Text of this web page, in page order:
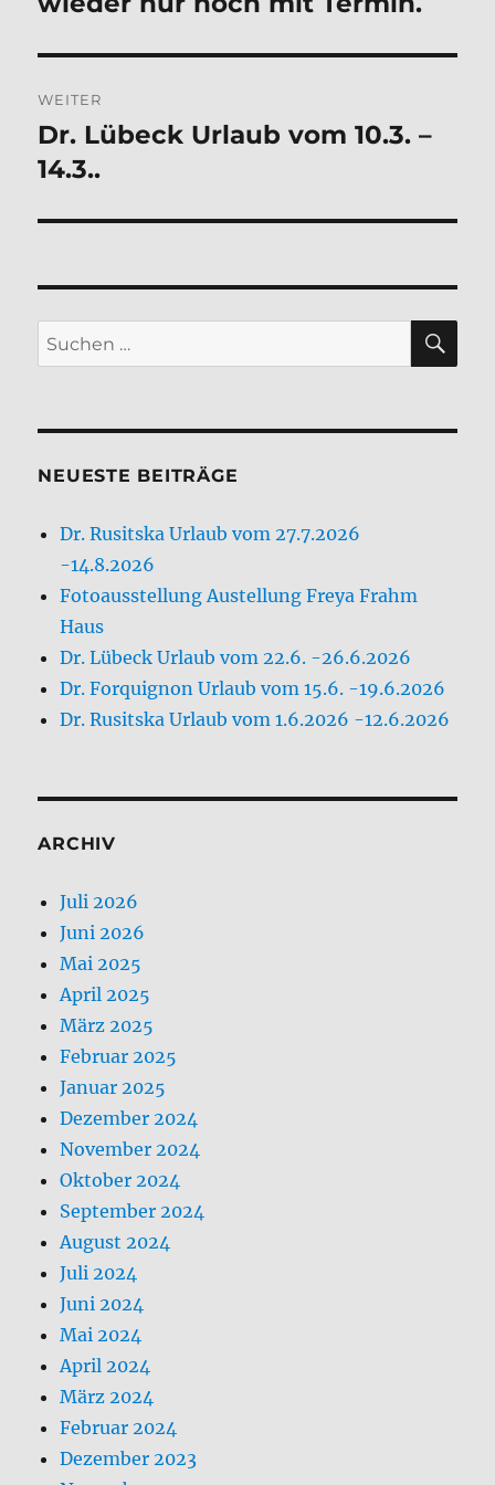
WEITER
Nächster
Beitrag:
Dr. Lübeck Urlaub vom 10.3. –
14.3..
Suchen
nach:
NEUESTE BEITRÄGE
Dr. Rusitska Urlaub vom 27.7.2026
-14.8.2026
Fotoausstellung Austellung Freya Frahm
Haus
Dr. Lübeck Urlaub vom 22.6. -26.6.2026
Dr. Forquignon Urlaub vom 15.6. -19.6.2026
Dr. Rusitska Urlaub vom 1.6.2026 -12.6.2026
ARCHIV
Juli 2026
Juni 2026
Mai 2025
April 2025
März 2025
Februar 2025
Januar 2025
Dezember 2024
November 2024
Oktober 2024
September 2024
August 2024
Juli 2024
Juni 2024
Mai 2024
April 2024
März 2024
Februar 2024
Dezember 2023